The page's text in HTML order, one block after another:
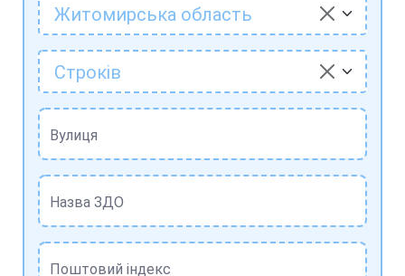
Житомирська область
Строків
Вулиця
Назва ЗДО
Поштовий індекс